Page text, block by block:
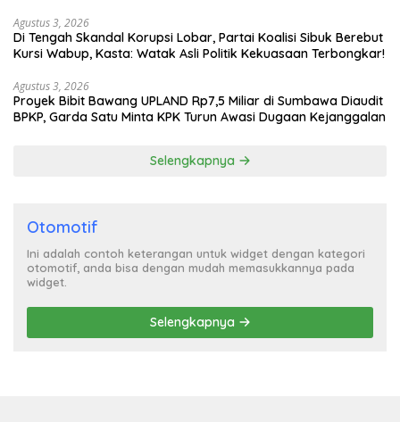
Agustus 3, 2026
Di Tengah Skandal Korupsi Lobar, Partai Koalisi Sibuk Berebut
Kursi Wabup, Kasta: Watak Asli Politik Kekuasaan Terbongkar!
Agustus 3, 2026
Proyek Bibit Bawang UPLAND Rp7,5 Miliar di Sumbawa Diaudit
BPKP, Garda Satu Minta KPK Turun Awasi Dugaan Kejanggalan
Selengkapnya
Otomotif
Ini adalah contoh keterangan untuk widget dengan kategori
otomotif, anda bisa dengan mudah memasukkannya pada
widget.
Selengkapnya